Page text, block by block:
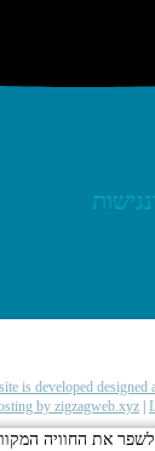
by zigzagweb.xyz |
את החוויה